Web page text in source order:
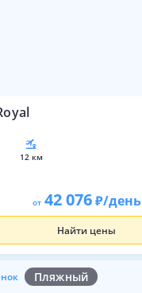
12 км
от 42 076 /день
Найти цены
Пляжный